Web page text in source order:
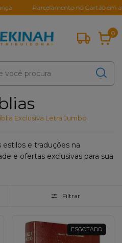
Parcelamento no Cartão em até 10X
0
Exclusiva Letra Jumbo
estilos e traduções na
e ofertas exclusivas para sua
Filtrar
ESGOTADO